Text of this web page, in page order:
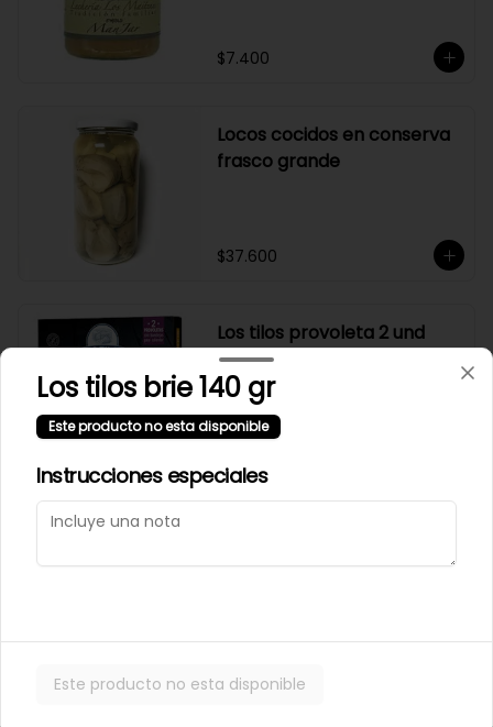
$7.400
Locos cocidos en conserva
frasco grande
$37.600
Los tilos provoleta 2 und
Los tilos brie 140 gr
Este producto no esta disponible
Instrucciones especiales
Este producto no esta disponible